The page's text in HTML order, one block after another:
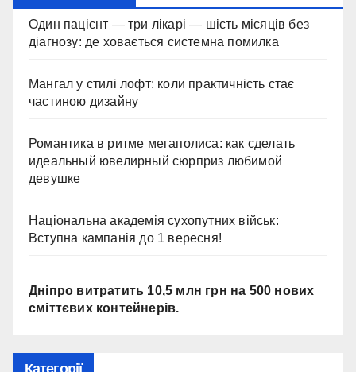
Один пацієнт — три лікарі — шість місяців без
діагнозу: де ховається системна помилка
Мангал у стилі лофт: коли практичність стає
частиною дизайну
Романтика в ритме мегаполиса: как сделать
идеальный ювелирный сюрприз любимой
девушке
Національна академія сухопутних військ:
Вступна кампанія до 1 вересня!
Дніпро витратить 10,5 млн грн на 500 нових
сміттєвих контейнерів.
Категорії